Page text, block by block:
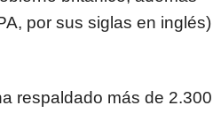
por sus siglas en inglés)
respaldado más de 2.300